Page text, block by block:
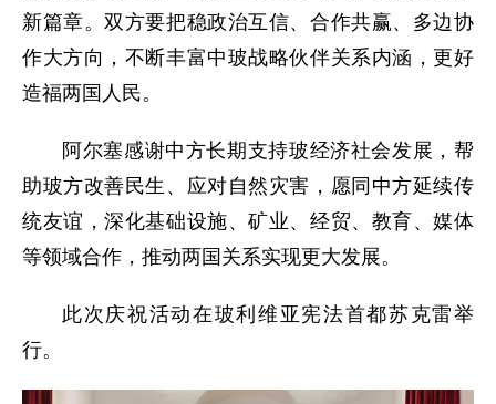
新篇章。双方要把稳政治互信、合作共赢、多边协
作大方向，不断丰富中玻战略伙伴关系内涵，更好
造福两国人民。
阿尔塞感谢中方长期支持玻经济社会发展，帮
助玻方改善民生、应对自然灾害，愿同中方延续传
统友谊，深化基础设施、矿业、经贸、教育、媒体
等领域合作，推动两国关系实现更大发展。
此次庆祝活动在玻利维亚宪法首都苏克雷举
行。